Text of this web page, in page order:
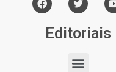
Editoriais